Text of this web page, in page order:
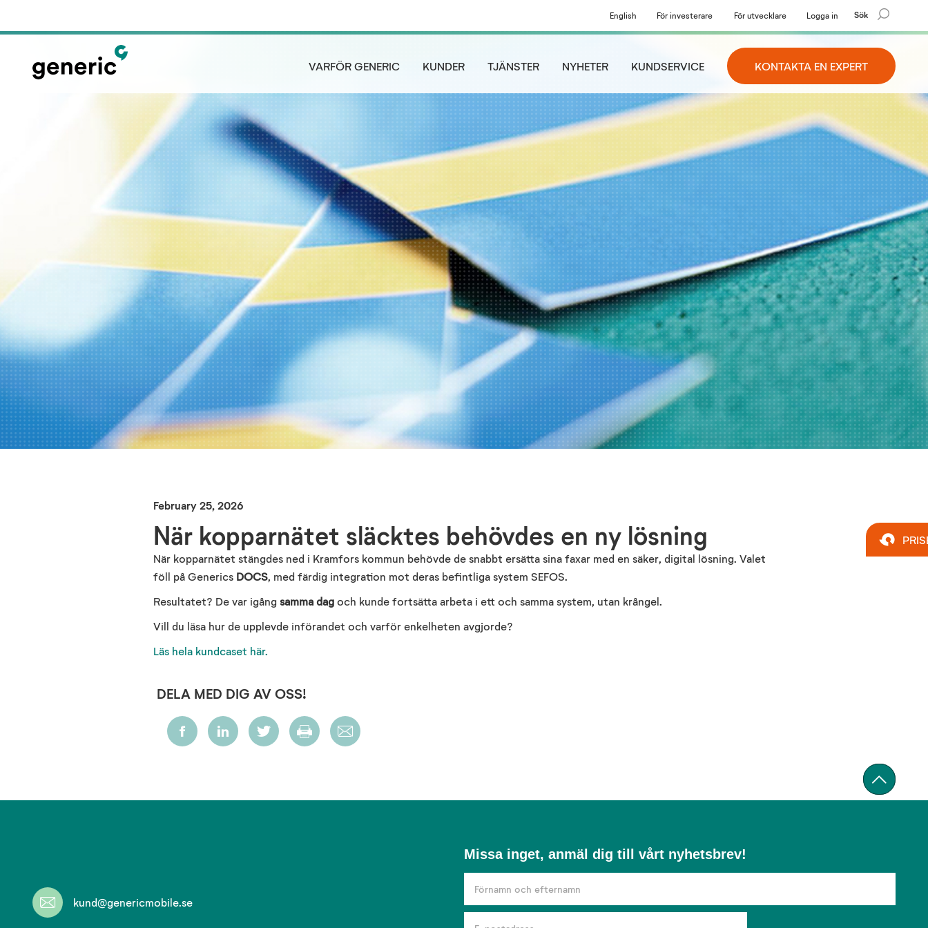
English För investerare För utvecklare Logga in Sök
VARFÖR GENERIC KUNDER TJÄNSTER NYHETER KUNDSERVICE KONTAKTA EN EXPERT
February 25, 2026
När kopparnätet släcktes behövdes en ny lösning
När kopparnätet stängdes ned i Kramfors kommun behövde de snabbt ersätta sina faxar med en säker, digital lösning. Valet
föll på Generics DOCS, med färdig integration mot deras befintliga system SEFOS.
Resultatet? De var igång samma dag och kunde fortsätta arbeta i ett och samma system, utan krångel.
Vill du läsa hur de upplevde införandet och varför enkelheten avgjorde?
Läs hela kundcaset här.
DELA MED DIG AV OSS!
kund@genericmobile.se
Missa
anmäl
dig
Missa inget, anmäl dig till vårt nyhetsbrev!